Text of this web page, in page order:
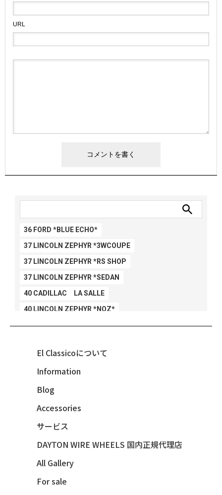
URL
36 FORD *BLUE ECHO*
37 LINCOLN ZEPHYR *3WCOUPE
37 LINCOLN ZEPHYR *RS SHOP
37 LINCOLN ZEPHYR *SEDAN
40 CADILLAC LA SALLE
40 LINCOLN ZEPHYR *NOZ*
40 LINCOLN ZEPHYR *V12*
47 CHEVY FLEETMASTER CONV
48 CHEVY 3100 *Q-CHINCO
48 CHEVY FLEET AEROSEDAN
48 CHEVY FLEETMASTER CONV
49 MERCURY *MERC9*
50 CHEVY STYLE-LINE*BUBBLES
El Classicoについて
Information
Blog
Accessories
サービス
DAYTON WIRE WHEELS 国内正規代理店
All Gallery
For sale